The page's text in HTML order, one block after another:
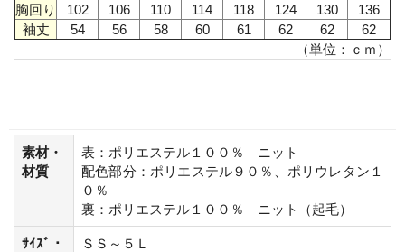
胸回り
102 106 110 114 118 124 130
136
袖丈
54 56 58 60 61 62 62
62
（単位：ｃｍ）
素材・
材質
表：ポリエステル１００％ ニット
配色部分：ポリエステル９０％、ポリウレタン１
０％
裏：ポリエステル１００％ ニット（起毛）
ｻｲｽﾞ・
ＳＳ～５Ｌ